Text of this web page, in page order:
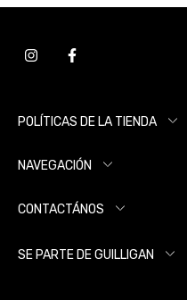
POLÍTICAS DE LA TIENDA
NAVEGACIÓN
CONTACTÁNOS
SE PARTE DE GUILLIGAN